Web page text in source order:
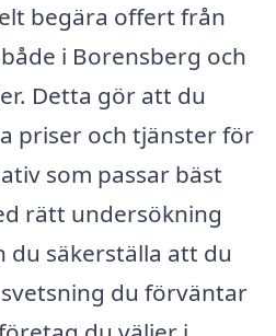
begära offert från
i Borensberg och
Detta gör att du
priser och tjänster för
som passar bäst
rätt undersökning
du säkerställa att du
du förväntar